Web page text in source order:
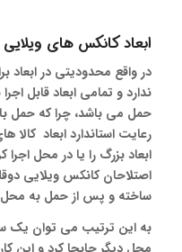
ابعاد کانکس های ویلایی
در واقع محدودیتی در ابعاد
ندارد و تمامی ابعاد قابل
حمل می باشد، چرا که حمل
رعایت استاندارد ابعاد کالا
ابعاد بزرگ را یا در محل
اصتلاحان کانکس ویلایی
ساخته و پس از حمل به محل
به این ترتیب می توان یک